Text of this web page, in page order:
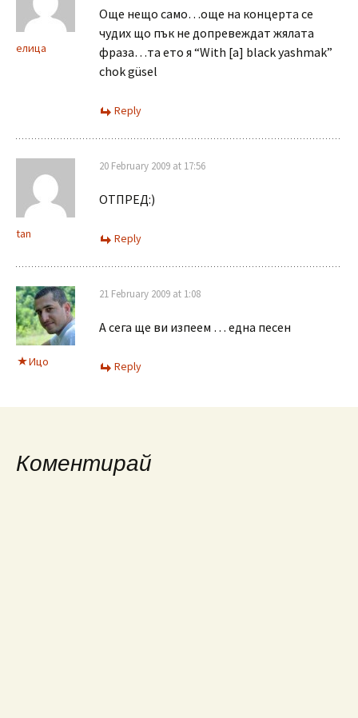
елица
Още нещо само…още на концерта се
чудих що пък не допревеждат жялата
фраза…та ето я “With [a] black yashmak”
chok güsel
Reply
tan
20 February 2009 at 17:56
ОТПРЕД:)
Reply
Ицо
21 February 2009 at 1:08
А сега ще ви изпеем … една песен
Reply
Коментирай